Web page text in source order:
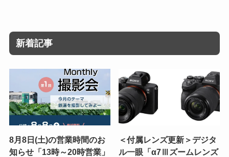
新着記事
8月8日(土)の営業時間のお
知らせ「13時～20時営業」
＜付属レンズ更新＞デジタ
ル一眼「α7Ⅲズームレンズ